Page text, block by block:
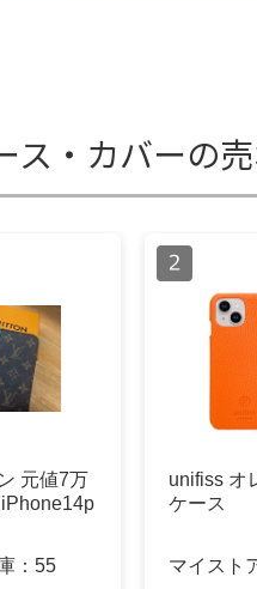
ス・カバーの
元値7万
： 55
unifiss オ
ケース
マイスト